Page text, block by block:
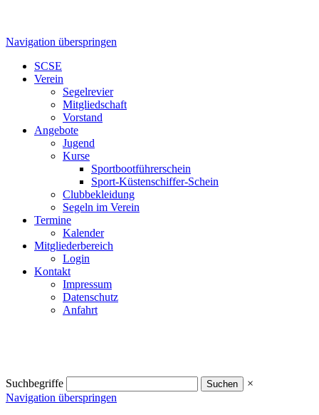
Navigation überspringen
SCSE
Verein
Segelrevier
Mitgliedschaft
Vorstand
Angebote
Jugend
Kurse
Sportbootführerschein
Sport-Küstenschiffer-Schein
Clubbekleidung
Segeln im Verein
Termine
Kalender
Mitgliederbereich
Login
Kontakt
Impressum
Datenschutz
Anfahrt
Suchbegriffe
×
Navigation überspringen